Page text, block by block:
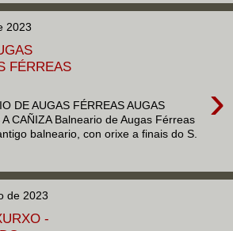
2023
FÉRREAS
›
DE AUGAS FÉRREAS AUGAS
A CAÑIZA Balneario de Augas Férreas
balneario, con orixe a finais do S.
de 2023
-